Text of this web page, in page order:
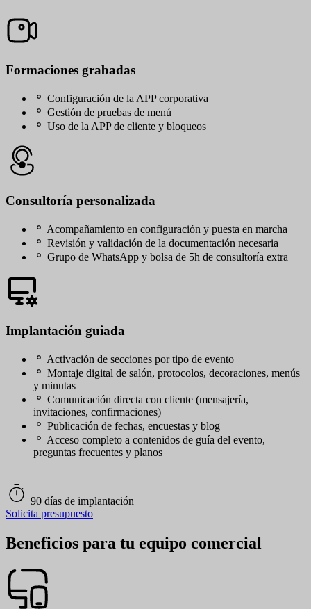
Formaciones grabadas
Configuración de la APP corporativa
Gestión de pruebas de menú
Uso de la APP de cliente y bloqueos
Consultoría personalizada
Acompañamiento en configuración y puesta en marcha
Revisión y validación de la documentación necesaria
Grupo de WhatsApp y bolsa de 5h de consultoría extra
Implantación guiada
Activación de secciones por tipo de evento
Montaje digital de salón, protocolos, decoraciones, menús
y minutas
Comunicación directa con cliente (mensajería,
invitaciones, confirmaciones)
Publicación de fechas, encuestas y blog
Acceso completo a contenidos de guía del evento,
preguntas frecuentes y planos
90 días de implantación
Solicita presupuesto
Beneficios para tu equipo comercial